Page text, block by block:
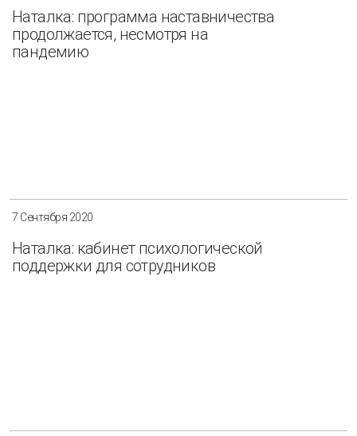
Наталка: программа наставничества
продолжается, несмотря на
пандемию
7 Сентября 2020
Наталка: кабинет психологической
поддержки для сотрудников